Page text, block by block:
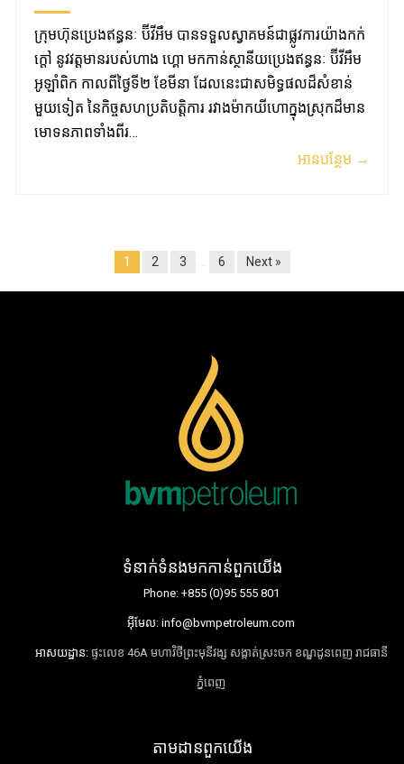
ក្រុមហ៊ុនប្រេងឥន្ធនៈ ប៊ីវីអឹម បានទទួលស្វាគមន៍ជាផ្លូវការយ៉ាងកក់
ក្តៅ នូវវត្តមានរបស់ហាង ហ្គោ មកកាន់ស្ថានីយប្រេងឥន្ធនៈ ប៊ីវីអឹម
អូឡាំពិក កាលពីថ្ងៃទី២ ខែមីនា ដែលនេះជាសមិទ្ធផលដ៏សំខាន់
មួយទៀត នៃកិច្ចសហប្រតិបត្តិការ រវាងម៉ាកយីហោក្នុងស្រុកដ៏មាន
មោទនភាពទាំងពីរ…
អានបន្ថែម →
1 2 3 … 6 Next »
ទំនាក់ទំនងមកកាន់ពួកយើង
Phone:+855 (0)95 555 801
អ៊ីមែល: info@bvmpetroleum.com
អាសយដ្ឋាន:ផ្ទះលេខ 46A មហាវិថីព្រះមុនីវង្ស សង្កាត់ស្រះចក ខណ្ឌដូនពេញ រាជធានី
ភ្នំពេញ
តាមដានពួកយើង